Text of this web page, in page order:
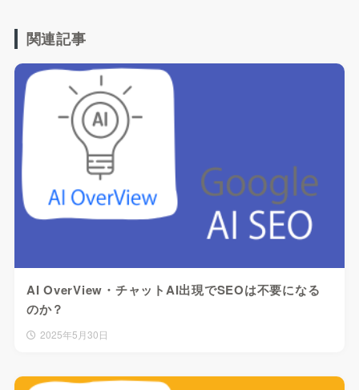
関連記事
AI OverView・チャットAI出現でSEOは不要になる
のか？
2025年5月30日